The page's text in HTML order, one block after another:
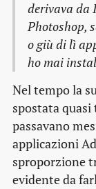
derivava da
Photoshop,
o giù di lì
ho mai
Nel tempo la
spostata
passavano
applicazioni
sproporzione
evidente da